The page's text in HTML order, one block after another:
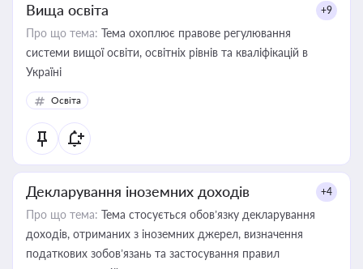
Вища освіта +9
Про що тема: Тема охоплює правове регулювання
системи вищої освіти, освітніх рівнів та кваліфікацій в
Україні
Освіта
Декларування іноземних доходів +4
Про що тема: Тема стосується обов’язку декларування
доходів, отриманих з іноземних джерел, визначення
податкових зобов’язань та застосування правил